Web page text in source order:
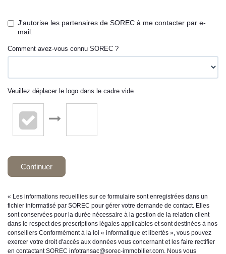
J'autorise les partenaires de SOREC à me contacter par e-
mail.
Comment avez-vous connu SOREC ?
Veuillez déplacer le logo dans le cadre vide
Continuer
« Les informations recueillies sur ce formulaire sont enregistrées dans un
fichier informatisé par SOREC pour gérer votre demande de contact. Elles
sont conservées pour la durée nécessaire à la gestion de la relation client
dans le respect des prescriptions légales applicables et sont destinées à nos
conseillers Conformément à la loi « informatique et libertés », vous pouvez
exercer votre droit d'accès aux données vous concernant et les faire rectifier
en contactant SOREC infotransac@sorec-immobilier.com. Nous vous